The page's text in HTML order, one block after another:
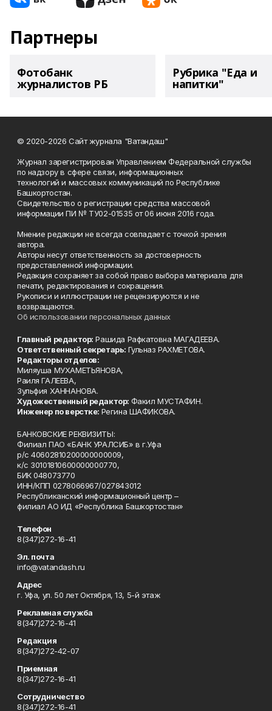
Партнеры
Фотобанк
журналистов РБ
Рубрика "Еда и
напитки"
© 2020-2026 Сайт журнала "Ватандаш"
Журнал зарегистрирован Управлением Федеральной службы
по надзору в сфере связи, информационных
технологий и массовых коммуникаций по Республике
Башкортостан.
Свидетельство о регистрации средства массовой
информации ПИ № ТУ02-01535 от 06 июня 2016 года.
Мнение редакции не всегда совпадает с точкой зрения
автора.
Авторы несут ответственность за достоверность
предоставленной информации.
Редакция сохраняет за собой право выбора материала для
печати, редактирования и сокращения.
Рукописи и иллюстрации не рецензируются и не
возвращаются.
Об использовании персональных данных
Главный редактор: Рашида Рафкатовна МАГАДЕЕВА.
Ответственный секретарь: Гульназ РАХМЕТОВА.
Редакторы отделов:
Миляуша МУХАМЕТЬЯНОВА,
Раиля ГАЛЕЕВА,
Зульфия ХАННАНОВА.
Художественный редактор: Факил МУСТАФИН.
Инженер по верстке: Регина ШАФИКОВА.
БАНКОВСКИЕ РЕКВИЗИТЫ:
Филиал ПАО «БАНК УРАЛСИБ» в г.Уфа
р/с 40602810200000000009,
к/с 30101810600000000770,
БИК 048073770
ИНН/КПП 0278066967/027843012
Республиканский информационный центр –
филиал АО ИД «Республика Башкортостан»
Телефон
8(347)272-16-41
Эл. почта
info@vatandash.ru
Адрес
г. Уфа, ул. 50 лет Октября, 13, 5-й этаж
Рекламная служба
8(347)272-16-41
Редакция
8(347)272-42-07
Приемная
8(347)272-16-41
Сотрудничество
8(347)272-16-41